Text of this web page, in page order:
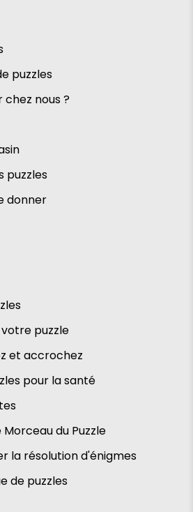
puzzles
nous ?
puzzles
donner
puzzle
et accrochez
pour la santé
du Puzzle
la résolution d'énigmes
de puzzles